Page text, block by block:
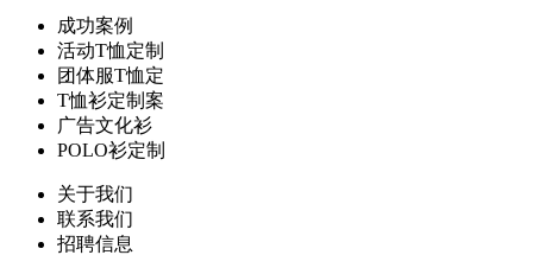
成功案例
活动T恤定制
团体服T恤定
T恤衫定制案
广告文化衫
POLO衫定制
关于我们
联系我们
招聘信息